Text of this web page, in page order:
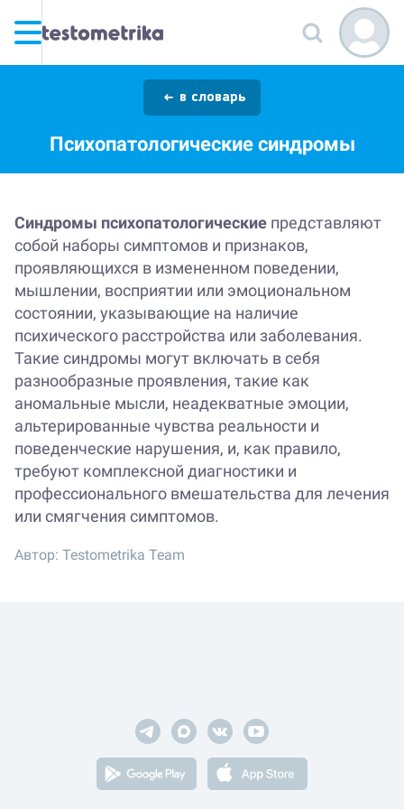
в словарь
Психопатологические синдромы
Синдромы психопатологические представляют
собой наборы симптомов и признаков,
проявляющихся в измененном поведении,
мышлении, восприятии или эмоциональном
состоянии, указывающие на наличие
психического расстройства или заболевания.
Такие синдромы могут включать в себя
разнообразные проявления, такие как
аномальные мысли, неадекватные эмоции,
альтерированные чувства реальности и
поведенческие нарушения, и, как правило,
требуют комплексной диагностики и
профессионального вмешательства для лечения
или смягчения симптомов.
Автор: Testometrika Team